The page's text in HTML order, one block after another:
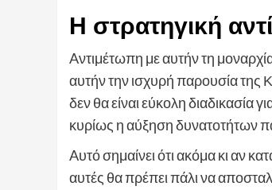
Η στρατηγική
Aντιμέτωπη με αυτήν τη
αυτήν την ισχυρή παρουσία
δεν θα είναι εύκολη διαδικασία
κυρίως η αύξηση δυνατοτήτων
Aυτό σημαίνει ότι ακόμα κι αν
αυτές θα πρέπει πάλι να